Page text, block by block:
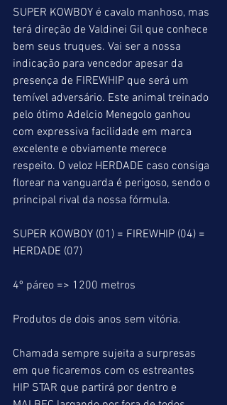
SUPER KOWBOY é cavalo manhoso, mas
terá direção de Valdinei Gil que conhece
bem seus truques. Vai ser a nossa
indicação para vencedor apesar da
presença de FIREWHIP que será um
temível adversário. Este animal treinado
pelo ótimo Adelcio Menegolo ganhou
com expressiva facilidade em marca
excelente e obviamente merece
respeito. O veloz HERDADE caso consiga
florear na vanguarda é perigoso, sendo o
principal rival da nossa fórmula.
SUPER KOWBOY (01) = FIREWHIP (04) =
HERDADE (07)
4º páreo => 1200 metros
Produtos de dois anos sem vitória.
Chamada sempre sujeita a surpresas
em que ficaremos com os estreantes
HIP STAR que partirá por dentro e